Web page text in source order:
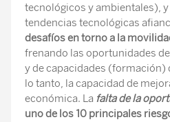
tecnológicos y ambientales),
tendencias tecnológicas
desafíos en torno a la
frenando las oportunidades
y de capacidades (formación)
lo tanto, la capacidad de
económica. La falta de la
uno de los 10 principales